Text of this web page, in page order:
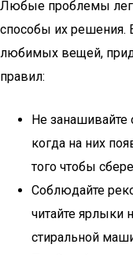
Любые проблемы
способы их решения.
любимых вещей,
правил:
Не занашивайте
когда на них
того чтобы
Соблюдайте
читайте ярлыки
стиральной